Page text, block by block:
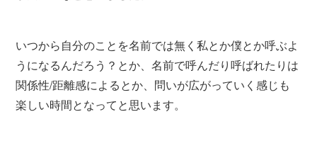
いつから自分のことを名前では無く私とか僕とか呼ぶよ
うになるんだろう？とか、名前で呼んだり呼ばれたりは
関係性/距離感によるとか、問いが広がっていく感じも
楽しい時間となってと思います。